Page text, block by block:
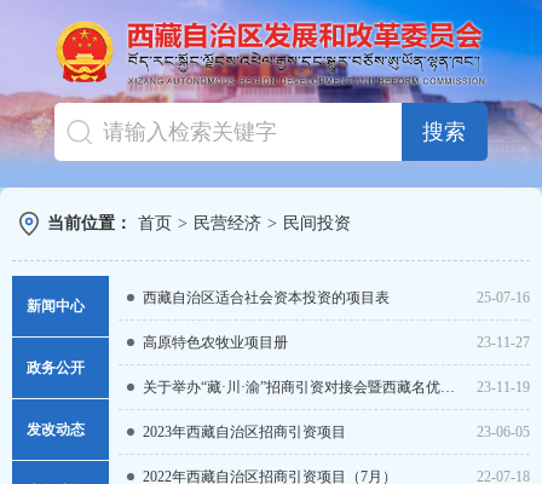
搜索
当前位置： 首页 > 民营经济 > 民间投资
新闻中心
图片新闻
国家发改委
政务公开
通知公告
发改动态
西藏自治区适合社会资本投资的项目表 25-07-16
高原特色农牧业项目册 23-11-27
关于举办“藏·川·渝”招商引资对接会暨西藏名优特产品展销会、产供销对接会的公告 23-11-19
2023年西藏自治区招商引资项目 23-06-05
2022年西藏自治区招商引资项目（7月） 22-07-18